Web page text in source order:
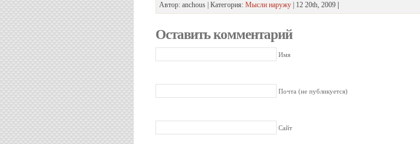
Автор: anchous | Категория: Мысли наружу | 12 20th, 2009
Оставить комментарий
Имя
Почта (не публикуется)
Сайт